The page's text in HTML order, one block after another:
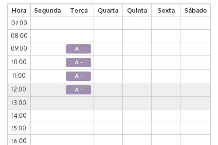
Hora Segunda Terça Quarta Quinta Sexta
Sábado
07:00
08:00
09:00
A -
10:00 A -
11:00 A -
12:00 A -
13:00
14:00
15:00
16:00